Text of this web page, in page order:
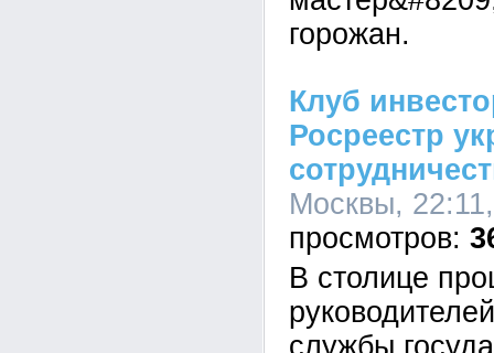
горожан.
Клуб
Росреестр
Москвы,
В столице
службы